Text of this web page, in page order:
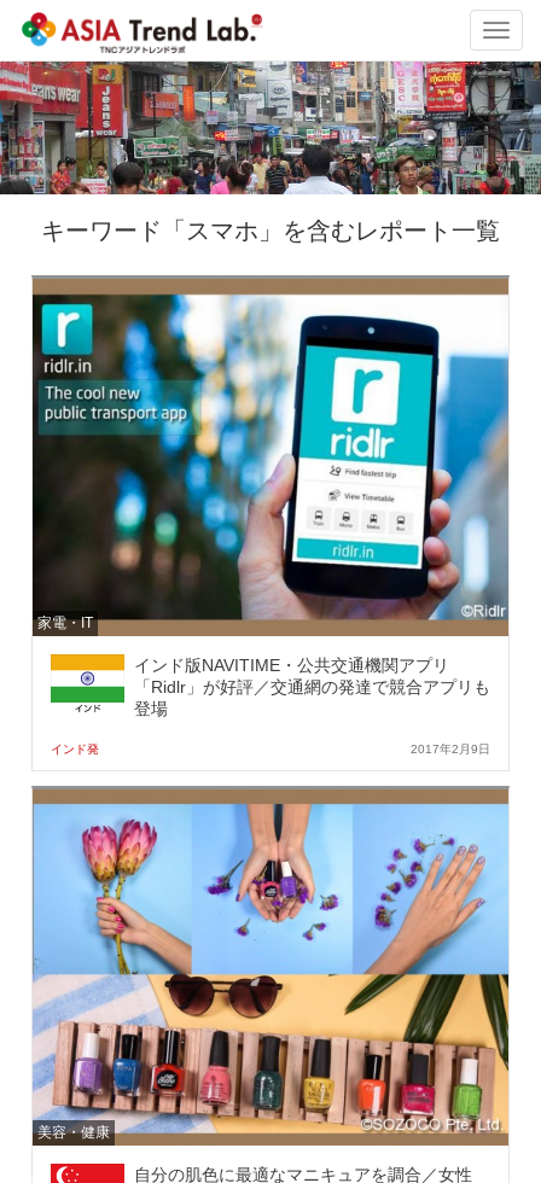
キーワード「スマホ」を含むレポート一覧
家電・IT
インド版NAVITIME・公共交通機関アプリ
「Ridlr」が好評／交通網の発達で競合アプリも
登場
インド発 2017年2月9日
美容・健康
自分の肌色に最適なマニキュアを調合／女性